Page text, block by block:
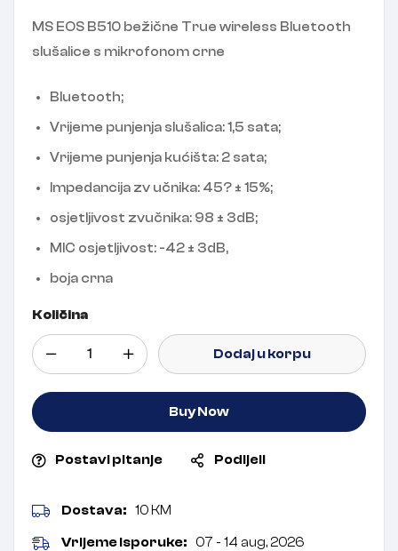
MS EOS B510 bežične True wireless Bluetooth
slušalice s mikrofonom crne
Bluetooth;
Vrijeme punjenja slušalica: 1,5 sata;
Vrijeme punjenja kućišta: 2 sata;
Impedancija zv učnika: 45? ± 15%;
osjetljivost zvučnika: 98 ± 3dB;
MIC osjetljivost: -42 ± 3dB,
boja crna
Količina
Dodaj u korpu
Buy Now
Postavi pitanje Podijeli
Dostava: 10 KM
Vrijeme isporuke: 07 - 14 aug, 2026